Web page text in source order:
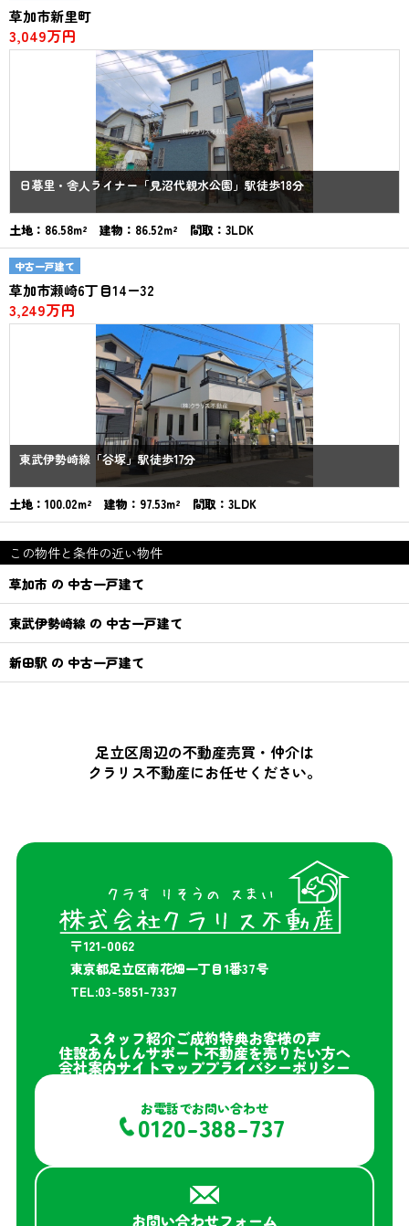
草加市新里町
3,049万円
日暮里・舎人ライナー「見沼代親水公園」駅徒歩18分
土地：86.58m² 建物：86.52m² 間取：3LDK
中古一戸建て
草加市瀬崎6丁目14ー32
3,249万円
東武伊勢崎線「谷塚」駅徒歩17分
土地：100.02m² 建物：97.53m² 間取：3LDK
この物件と条件の近い物件
草加市 の 中古一戸建て
東武伊勢崎線 の 中古一戸建て
新田駅 の 中古一戸建て
足立区周辺の不動産売買・仲介は
クラリス不動産にお任せください。
〒121-0062
東京都足立区南花畑一丁目1番37号
TEL:03-5851-7337
スタッフ紹介ご成約特典お客様の声
住設あんしんサポート不動産を売りたい方へ
会社案内サイトマッププライバシーポリシー
お電話でお問い合わせ
0120-388-737
お問い合わせフォーム